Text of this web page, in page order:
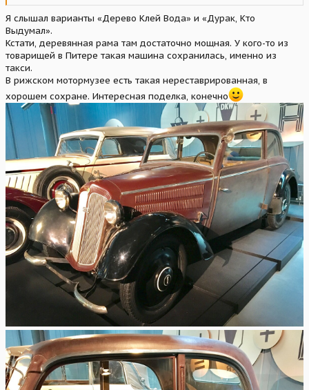
Я слышал варианты «Дерево Клей Вода» и «Дурак, Кто
Выдумал».
Кстати, деревянная рама там достаточно мощная. У кого-то из
товарищей в Питере такая машина сохранилась, именно из
такси.
В рижском мотормузее есть такая нереставрированная, в
хорошем сохране. Интересная поделка, конечно